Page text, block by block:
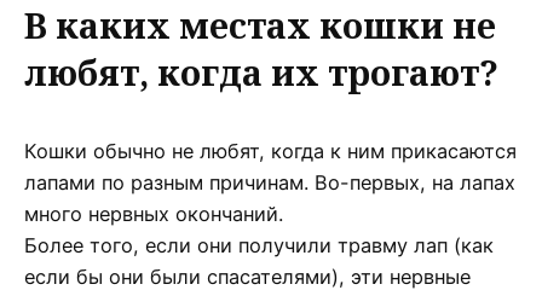
В каких местах кошки не
любят, когда их трогают?
Кошки обычно не любят, когда к ним прикасаются
лапами по разным причинам. Во-первых, на лапах
много нервных окончаний.
Более того, если они получили травму лап (как
если бы они были спасателями), эти нервные